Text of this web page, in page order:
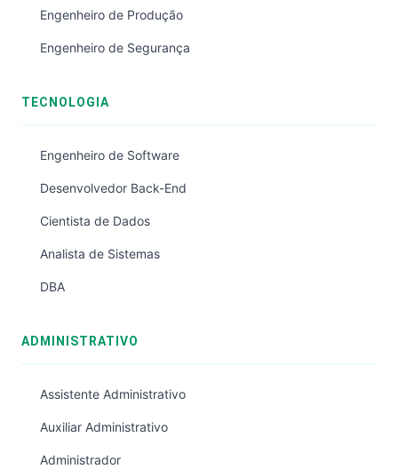
Engenheiro de Produção
Engenheiro de Segurança
TECNOLOGIA
Engenheiro de Software
Desenvolvedor Back-End
Cientista de Dados
Analista de Sistemas
DBA
ADMINISTRATIVO
Assistente Administrativo
Auxiliar Administrativo
Administrador